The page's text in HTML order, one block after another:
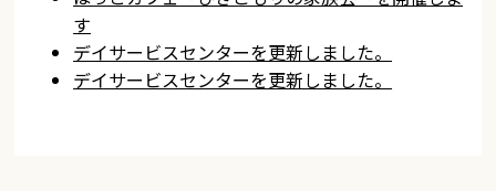
す
デイサービスセンターを更新しました。
デイサービスセンターを更新しました。